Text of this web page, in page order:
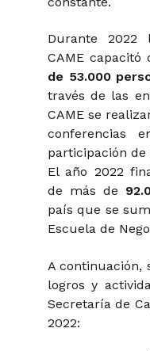
Durante 2022
CAME
de 53.000
través de las
CAME se
conferencias
participación de
El año 2022
de más de
país que se
Escuela de
A continuación,
logros y
Secretaría de
2022: